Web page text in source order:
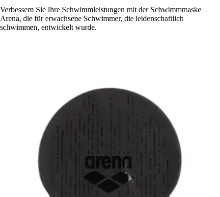
Verbessern Sie Ihre Schwimmleistungen mit der Schwimmmaske
Arena, die für erwachsene Schwimmer, die leidenschaftlich
schwimmen, entwickelt wurde.